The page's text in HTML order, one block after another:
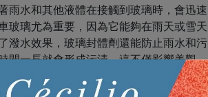
雨水和其他液體在接觸到玻璃時，會迅速
玻璃尤為重要，因為它能夠在雨天或雪天
潑水效果，玻璃封體劑還能防止雨水和污
間一長就會形成污漬，這不僅影響美觀，
粒子的附著力，使得清潔變得更加容易，